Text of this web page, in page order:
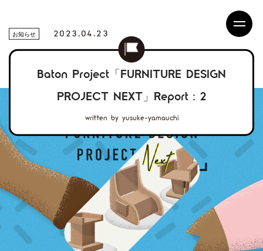
お知らせ 2023.04.23
Baton Project「FURNITURE DESIGN
PROJECT NEXT」Report：2
written by yusuke-yamauchi